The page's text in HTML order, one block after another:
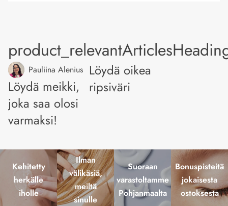
Pauliina Alenius
Löydä meikki,
joka saa olosi
varmaksi!
Löydä oikea
ripsiväri
Kehitetty
herkälle
iholle
Ilman
välikäsiä,
meiltä
sinulle
Suoraan
varastoltamme
Pohjanmaalta
Bonuspisteitä
jokaisesta
ostoksesta